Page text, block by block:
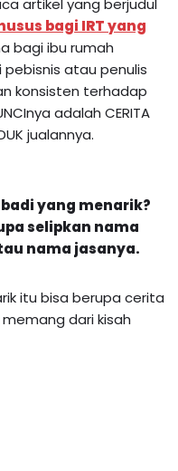
artikel yang berjudul
bagi IRT yang
bagi ibu rumah
atau penulis
konsisten terhadap
adalah CERITA
jualannya.
yang menarik?
selipkan nama
nama jasanya.
itu bisa berupa cerita
dari kisah